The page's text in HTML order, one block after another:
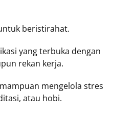
beristirahat.
yang terbuka dengan
rekan kerja.
mengelola stres
atau hobi.